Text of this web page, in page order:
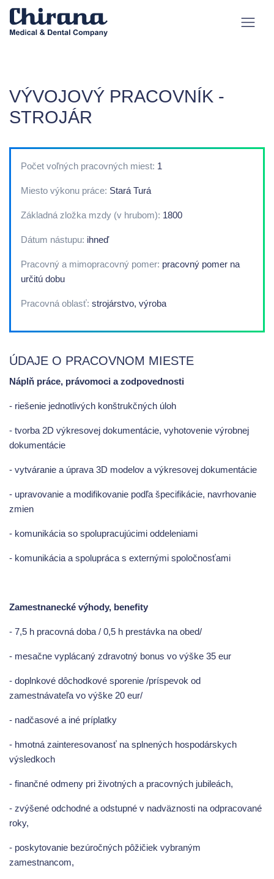
VÝVOJOVÝ PRACOVNÍK -
STROJÁR
Počet voľných pracovných miest: 1
Miesto výkonu práce: Stará Turá
Základná zložka mzdy (v hrubom): 1800
Dátum nástupu: ihneď
Pracovný a mimopracovný pomer: pracovný pomer na
určitú dobu
Pracovná oblasť: strojárstvo, výroba
ÚDAJE O PRACOVNOM MIESTE
Náplň práce, právomoci a zodpovednosti
- riešenie jednotlivých konštrukčných úloh
- tvorba 2D výkresovej dokumentácie, vyhotovenie výrobnej
dokumentácie
- vytváranie a úprava 3D modelov a výkresovej dokumentácie
- upravovanie a modifikovanie podľa špecifikácie, navrhovanie
zmien
- komunikácia so spolupracujúcimi oddeleniami
- komunikácia a spolupráca s externými spoločnosťami
Zamestnanecké výhody, benefity
- 7,5 h pracovná doba / 0,5 h prestávka na obed/
- mesačne vyplácaný zdravotný bonus vo výške 35 eur
- doplnkové dôchodkové sporenie /príspevok od
zamestnávateľa vo výške 20 eur/
- nadčasové a iné príplatky
- hmotná zainteresovanosť na splnených hospodárskych
výsledkoch
- finančné odmeny pri životných a pracovných jubileách,
- zvýšené odchodné a odstupné v nadväznosti na odpracované
roky,
- poskytovanie bezúročných pôžičiek vybraným
zamestnancom,